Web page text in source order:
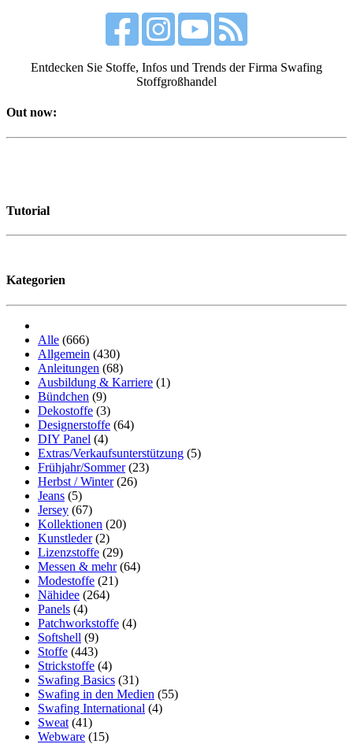
Entdecken Sie Stoffe, Infos und Trends der Firma Swafing
Stoffgroßhandel
Out now:
Tutorial
Kategorien
Alle (666)
Allgemein (430)
Anleitungen (68)
Ausbildung & Karriere (1)
Bündchen (9)
Dekostoffe (3)
Designerstoffe (64)
DIY Panel (4)
Extras/Verkaufsunterstützung (5)
Frühjahr/Sommer (23)
Herbst / Winter (26)
Jeans (5)
Jersey (67)
Kollektionen (20)
Kunstleder (2)
Lizenzstoffe (29)
Messen & mehr (64)
Modestoffe (21)
Nähidee (264)
Panels (4)
Patchworkstoffe (4)
Softshell (9)
Stoffe (443)
Strickstoffe (4)
Swafing Basics (31)
Swafing in den Medien (55)
Swafing International (4)
Sweat (41)
Webware (15)